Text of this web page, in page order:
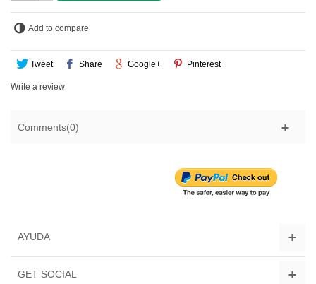
Add to compare
Tweet Share Google+ Pinterest
Write a review
Comments(0)
AYUDA
GET SOCIAL